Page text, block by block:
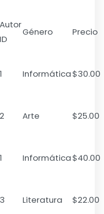
Autor
ID
Género Precio
1 Informática$30.00
2 Arte $25.00
1 Informática$40.00
3 Literatura $22.00